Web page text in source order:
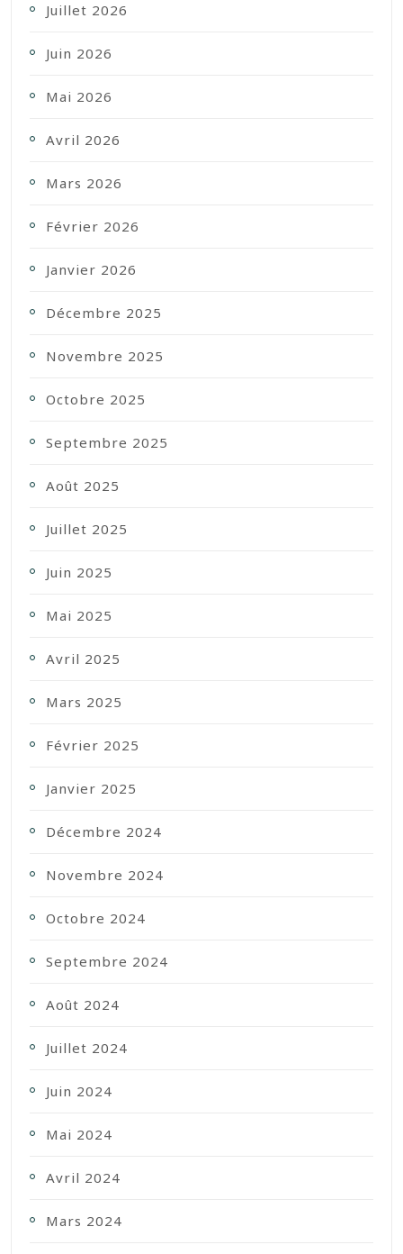
Juillet 2026
Juin 2026
Mai 2026
Avril 2026
Mars 2026
Février 2026
Janvier 2026
Décembre 2025
Novembre 2025
Octobre 2025
Septembre 2025
Août 2025
Juillet 2025
Juin 2025
Mai 2025
Avril 2025
Mars 2025
Février 2025
Janvier 2025
Décembre 2024
Novembre 2024
Octobre 2024
Septembre 2024
Août 2024
Juillet 2024
Juin 2024
Mai 2024
Avril 2024
Mars 2024